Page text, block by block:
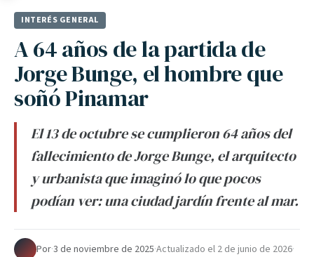
INTERÉS GENERAL
A 64 años de la partida de
Jorge Bunge, el hombre que
soñó Pinamar
El 13 de octubre se cumplieron 64 años del
fallecimiento de Jorge Bunge, el arquitecto
y urbanista que imaginó lo que pocos
podían ver: una ciudad jardín frente al mar.
Por·3 de noviembre de 2025·Actualizado el 2 de junio de 2026·